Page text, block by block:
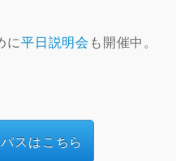
に平日説明会 も開催中。
スはこちら